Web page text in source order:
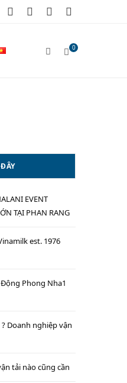
t
e
r
r
a
m
e
s
e
0
H
O
I
EVENT
TẠI PHAN RANG
est. 1976
Phong Nha1
? Doanh nghiệp vận
tải nào cũng cần